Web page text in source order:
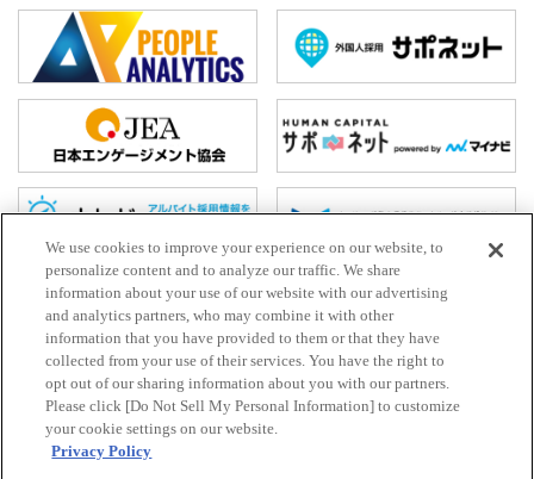
ホーム
お問い合わせ
HR Trend Labとは
プライバシーポリシー
We use cookies to improve your experience on our website, to
personalize content and to analyze our traffic. We share
information about your use of our website with our advertising
and analytics partners, who may combine it with other
information that you have provided to them or that they have
collected from your use of their services. You have the right to
opt out of our sharing information about you with our partners.
Please click [Do Not Sell My Personal Information] to customize
your cookie settings on our website.
Privacy Policy